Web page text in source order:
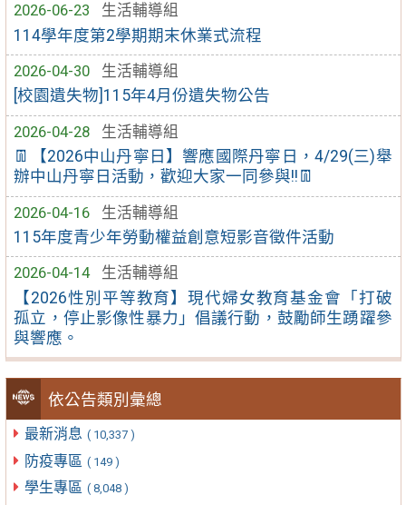
2026-06-23
生活輔導組
114學年度第2學期期末休業式流程
2026-04-30
生活輔導組
[校園遺失物]115年4月份遺失物公告
2026-04-28
生活輔導組
👖【2026中山丹寧日】響應國際丹寧日，4/29(三)舉
辦中山丹寧日活動，歡迎大家一同參與!!👖
2026-04-16
生活輔導組
115年度青少年勞動權益創意短影音徵件活動
2026-04-14
生活輔導組
【2026性別平等教育】現代婦女教育基金會「打破
孤立，停止影像性暴力」倡議行動，鼓勵師生踴躍參
與響應。
依公告類別彙總
最新消息 ( 10,337 )
防疫專區 ( 149 )
學生專區 ( 8,048 )